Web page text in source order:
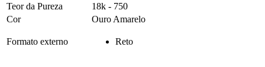
Teor da Pureza
18k - 750
Cor
Ouro Amarelo
Formato externo Reto